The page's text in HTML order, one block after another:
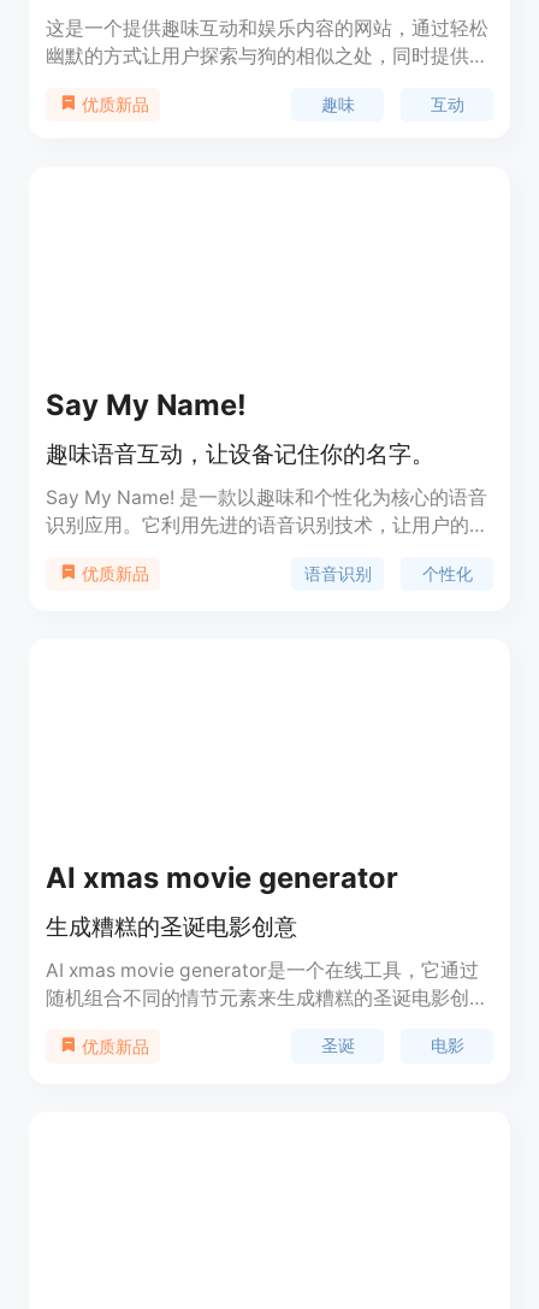
这是一个提供趣味互动和娱乐内容的网站，通过轻松
幽默的方式让用户探索与狗的相似之处，同时提供其
用户带来轻松愉快的体验。
优质新品 趣味 互动
Say My Name!
趣味语音互动，让设备记住你的名字。
Say My Name! 是一款以趣味和个性化为核心的语音
识别应用。它利用先进的语音识别技术，让用户的设
这款应用不仅增加了用户与设备互动的乐趣，还提升
优质新品 语音识别 个性化
AI xmas movie generator
生成糟糕的圣诞电影创意
AI xmas movie generator是一个在线工具，它通过
随机组合不同的情节元素来生成糟糕的圣诞电影创
在节日氛围中享受创造的乐趣。它不仅提供了一种娱
优质新品 圣诞 电影